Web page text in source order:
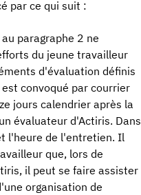
par ce qui suit :
paragraphe 2 ne
du jeune travailleur
d'évaluation définis
convoqué par courrier
jours calendrier après la
évaluateur d'Actiris. Dans
l'heure de l'entretien. Il
que, lors de
il peut se faire assister
organisation de